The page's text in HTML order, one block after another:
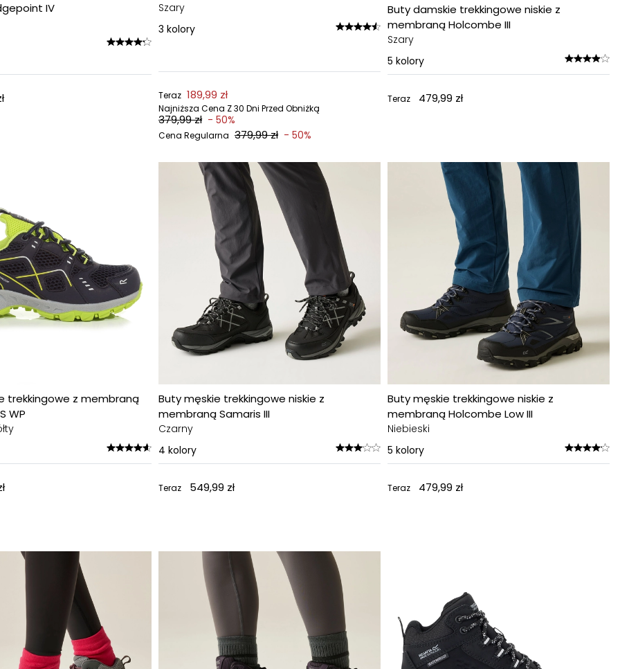
IV
Szary
3 kolory
Teraz 189,99 zł
Najniższa Cena Z 30 Dni Przed Obniżką
379,99 zł - 50%
Cena Regularna 379,99 zł - 50%
Buty damskie trekkingowe niskie z
membraną Holcombe III
Szary
5 kolory
Teraz 479,99 zł
trekkingowe z membraną
WP
Buty męskie trekkingowe niskie z
membraną Samaris III
Czarny
4 kolory
Teraz 549,99 zł
Buty męskie trekkingowe niskie z
membraną Holcombe Low III
Niebieski
5 kolory
Teraz 479,99 zł